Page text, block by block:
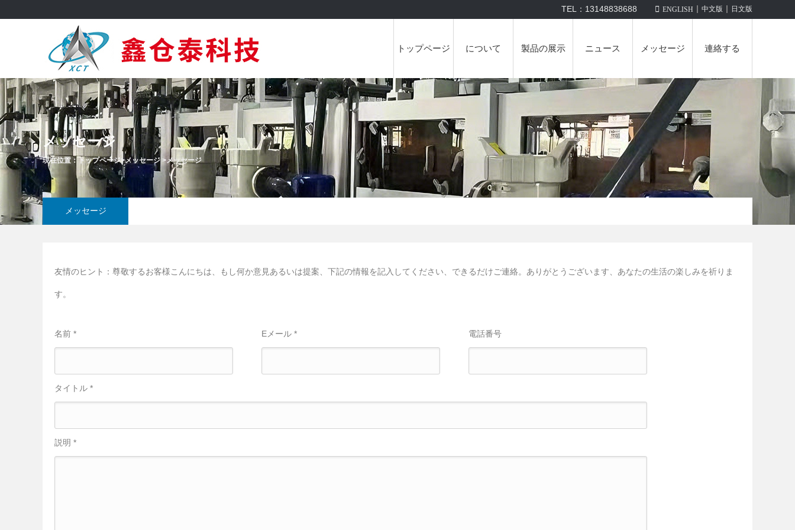
日文版
|
中文版
|
 ENGLISH
TEL：13148838688
トップページ について 製品の展示 ニュース メッセージ 連絡する
メッセージ
現在位置： トップページ>メッセージ >メッセージ
メッセージ
友情のヒント：尊敬するお客様こんにちは、もし何か意見あるいは提案、下記の情報を記入してください、できるだけご連絡。ありがとうございます、あなたの生活の楽しみを祈りま
す。
名前 * Eメール * 電話番号
タイトル *
説明 *